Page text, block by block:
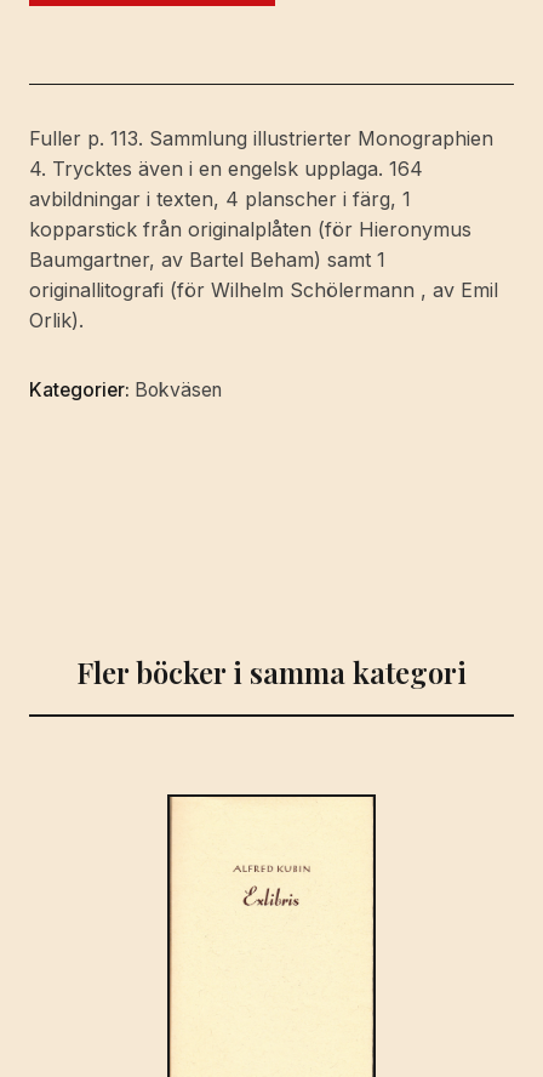
Kunstbeilagen
164
Abbildungen.
mängd
Fuller p. 113. Sammlung illustrierter Monographien
4. Trycktes även i en engelsk upplaga. 164
avbildningar i texten, 4 planscher i färg, 1
kopparstick från originalplåten (för Hieronymus
Baumgartner, av Bartel Beham) samt 1
originallitografi (för Wilhelm Schölermann , av Emil
Orlik).
Kategorier: Bokväsen
Fler böcker i samma kategori